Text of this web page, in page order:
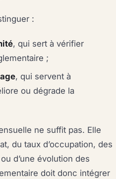
:
, qui sert à vérifier
;
, qui servent à
ou dégrade la
ne suffit pas. Elle
du taux d’occupation, des
d’une évolution des
doit donc intégrer